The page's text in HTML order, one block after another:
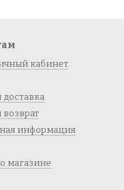
кабинет
доставка
информация
магазине